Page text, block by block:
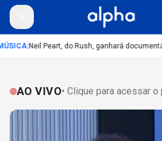
:Neil Peart, do Rush, ganhará
AO VIVO• Clique para acessar o